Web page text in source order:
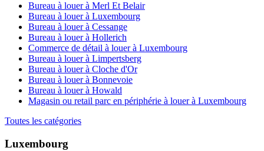
Bureau à louer à Merl Et Belair
Bureau à louer à Luxembourg
Bureau à louer à Cessange
Bureau à louer à Hollerich
Commerce de détail à louer à Luxembourg
Bureau à louer à Limpertsberg
Bureau à louer à Cloche d'Or
Bureau à louer à Bonnevoie
Bureau à louer à Howald
Magasin ou retail parc en périphérie à louer à Luxembourg
Toutes les catégories
Luxembourg